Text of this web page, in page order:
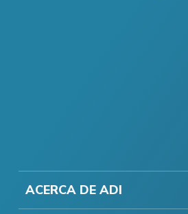
ACERCA DE ADI